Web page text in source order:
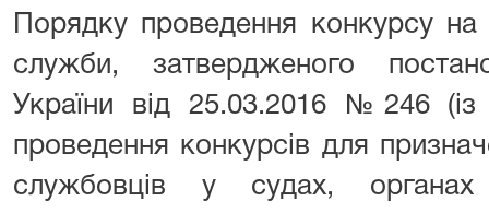
Порядку проведення конкурсу
служби, затвердженого
України від 25.03.2016 №246
проведення конкурсів для
службовців у судах,